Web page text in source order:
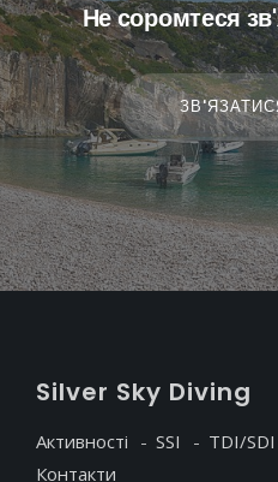
Не соромтеся
Silver Sky Diving
Активності SSI TDI/SDI
Контакти